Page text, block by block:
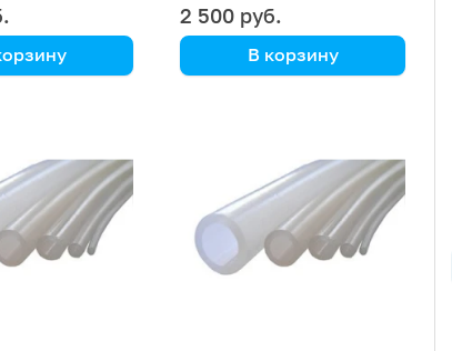
2 500 руб.
В корзину